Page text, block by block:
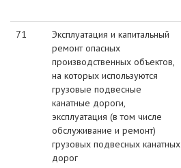
71
Эксплуатация и капитальный
ремонт опасных
производственных объектов,
на которых используются
грузовые подвесные
канатные дороги,
эксплуатация (в том числе
обслуживание и ремонт)
грузовых подвесных канатных
дорог